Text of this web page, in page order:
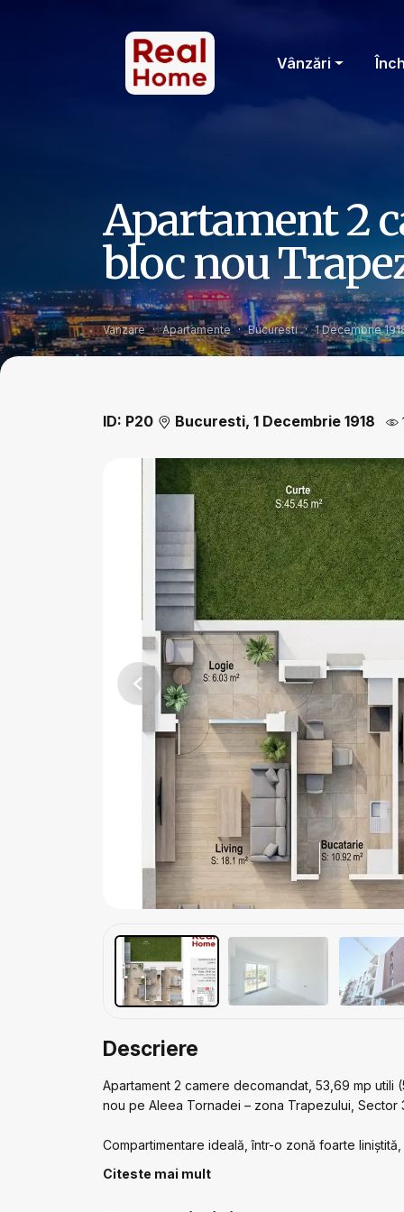
Vânzări
Apartament 2
bloc nou
Vanzare Apartamente Bucuresti 1 Decembrie
ID: P20 Bucuresti, 1 Decembrie 1918
Previous
Descriere
Apartament 2 camere decomandat, 53,69 mp
nou pe Aleea Tornadei – zona Trapezului, Sector
Compartimentare ideală, într-o zonă foarte
Image și Lidl la sub 800 m, plus acces rapid la
Citeste mai mult